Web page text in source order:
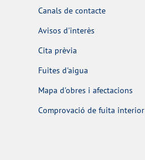
Canals de contacte
Avisos d'interès
Cita prèvia
Fuites d'aigua
Mapa d'obres i afectacions
Comprovació de fuita interior